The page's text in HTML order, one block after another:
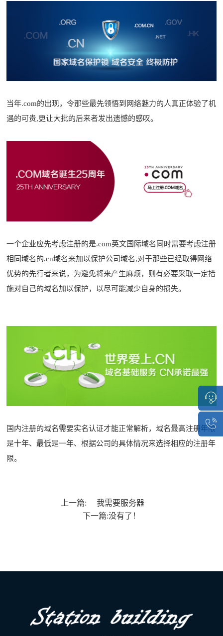
当年.com的出现，令那些最先领悟到网络魅力的人真正体验了机
遇的可贵,更让大批的后来者发出遗憾的感叹。
一个企业应先考虑注册的是.com英文国际域名同时需要考虑注册
相同域名的.cn域名来加以保护公司域名,对于那些已经取得网络
优势的先行者来说，为避免将来产生麻烦，则有必要采取一定措
施对自己的域名加以保护，以尽可能减少自身的损失。
国内注册的域名需要实名认证才能正常解析，域名最高注册年限
是十年、最低是一年、根据公司的具体情况来选择相应的注册年
限。
上一篇:
我需要服务器
下一篇:没有了！
点击咨